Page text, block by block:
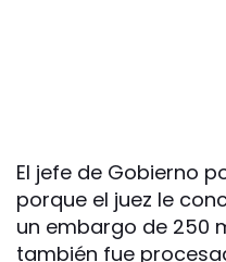
El jefe de Gobierno
porque el juez le
un embargo de 250
también fue